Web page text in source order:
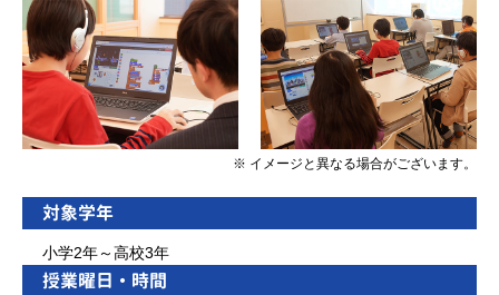
※ イメージと異なる場合がございます。
対象学年
小学2年～高校3年
授業曜日・時間